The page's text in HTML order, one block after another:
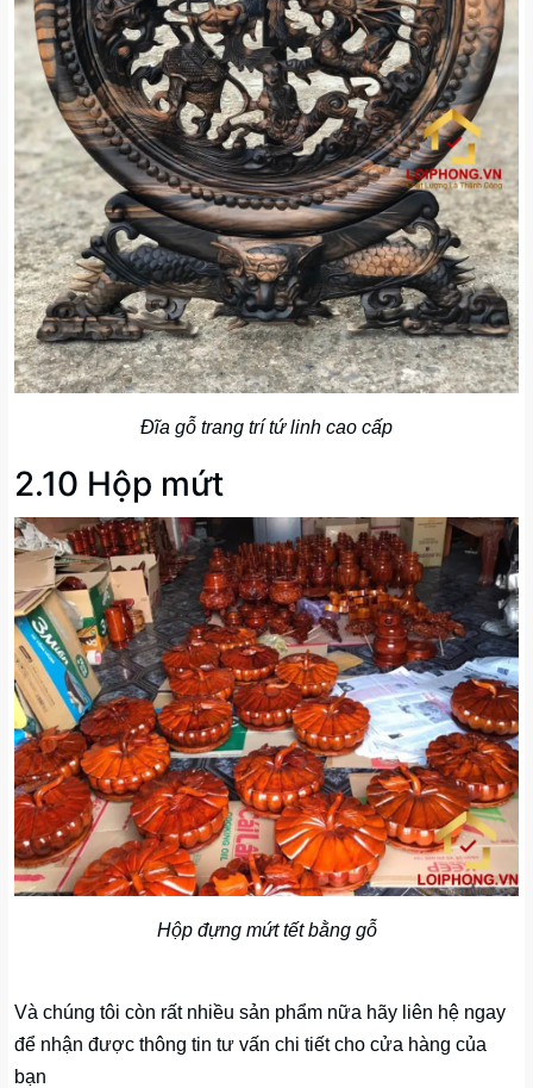
Đĩa gỗ trang trí tứ linh cao cấp
2.10 Hộp mứt
Hộp đựng mứt tết bằng gỗ
Và chúng tôi còn rất nhiều sản phẩm nữa hãy liên hệ ngay
để nhận được thông tin tư vấn chi tiết cho cửa hàng của
bạn